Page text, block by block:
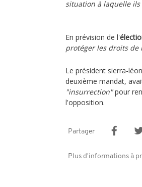
situation à laquelle
En prévision de l'
protéger les droits
Le président sierra-
deuxième mandat,
"insurrection"pour
l'opposition.
Partager
Plus d'informations à